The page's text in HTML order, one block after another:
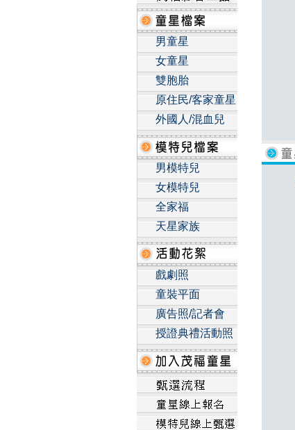
男童星
女童星
雙胞胎
原住民/客家童星
外國人/混血兒
男模特兒
女模特兒
全家福
天星家族
戲劇照
童裝平面
廣告照/記者會
授證典禮活動照